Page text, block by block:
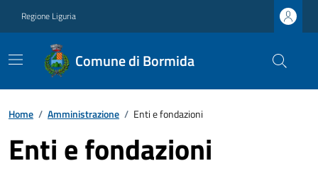
Regione Liguria
Comune di Bormida
Home / Amministrazione / Enti e fondazioni
Enti e fondazioni